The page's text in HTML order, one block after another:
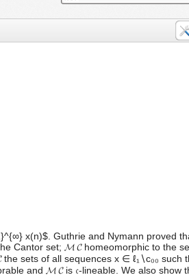
x(n)$. Guthrie and Nymann proved
Cantor set; 𝓜 𝓒 homeomorphic to the
sets of all sequences x ∈ ℓ₁∖c₀₀ such
and 𝓜 𝓒 is 𝔠-lineable. We also show